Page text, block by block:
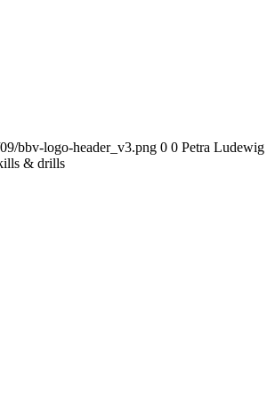
bbv-logo-header_v3.png 0 0 Petra Ludewig
& drills